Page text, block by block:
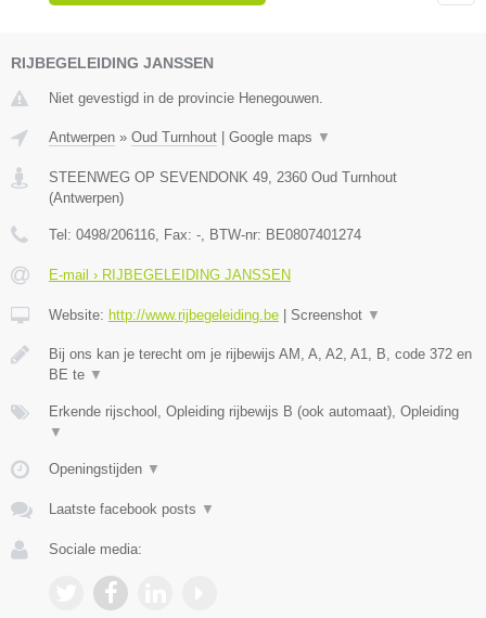
RIJBEGELEIDING JANSSEN
Niet gevestigd in de provincie Henegouwen.
Antwerpen » Oud Turnhout Google maps ▼
STEENWEG OP SEVENDONK 49, 2360 Oud Turnhout
(Antwerpen)
Tel: 0498/206116, Fax: -, BTW-nr: BE0807401274
E-mail › RIJBEGELEIDING JANSSEN
Website: http://www.rijbegeleiding.be Screenshot ▼
Bij ons kan je terecht om je rijbewijs AM, A, A2, A1, B, code 372 en
BE te ▼
Erkende rijschool, Opleiding rijbewijs B (ook automaat), Opleiding
▼
Openingstijden ▼
Laatste facebook posts ▼
Sociale media: